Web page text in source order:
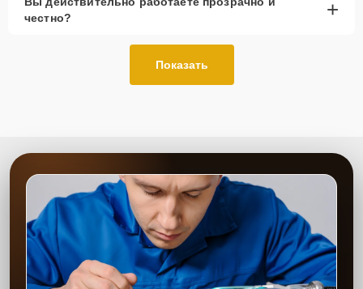
честно?
+
Показать